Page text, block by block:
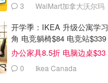
3 WalMart加拿大沃尔玛
开学季：IKEA 升级公寓学习
角 电竞躺椅$84 电竞站$339
办公家具8.5折 电脑边桌$33
0 Ikea Canada